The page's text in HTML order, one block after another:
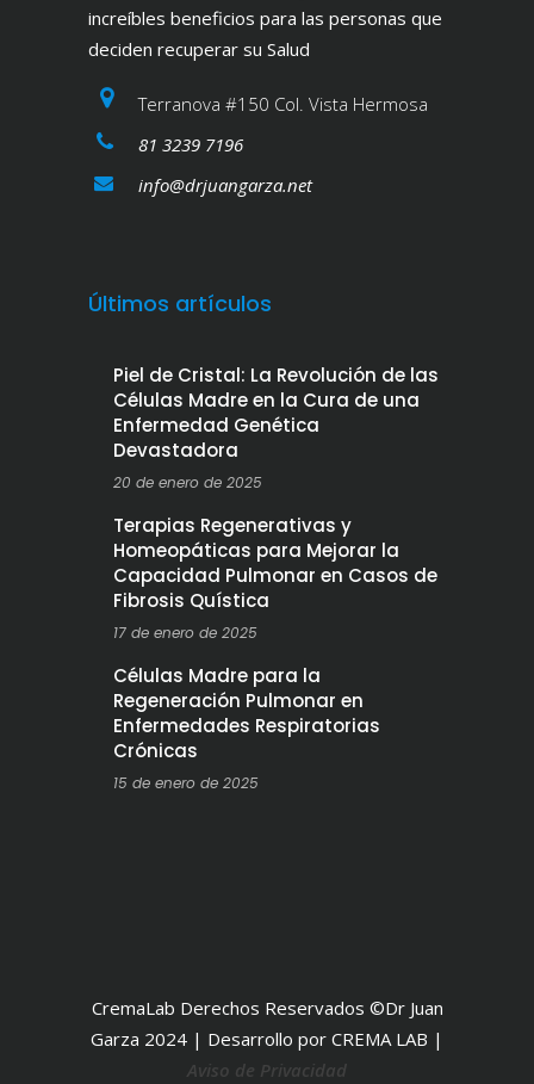
increíbles beneficios para las personas que
deciden recuperar su Salud
Terranova #150 Col. Vista Hermosa
81 3239 7196
info@drjuangarza.net
Últimos artículos
Piel de Cristal: La Revolución de las
Células Madre en la Cura de una
Enfermedad Genética
Devastadora
20 de enero de 2025
Terapias Regenerativas y
Homeopáticas para Mejorar la
Capacidad Pulmonar en Casos de
Fibrosis Quística
17 de enero de 2025
Células Madre para la
Regeneración Pulmonar en
Enfermedades Respiratorias
Crónicas
15 de enero de 2025
CremaLab Derechos Reservados ©Dr Juan
Garza 2024 | Desarrollo por CREMA LAB |
Aviso de Privacidad